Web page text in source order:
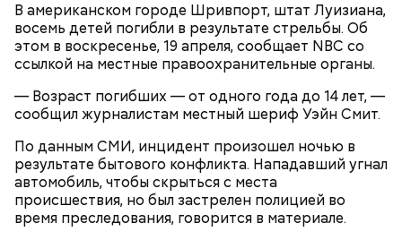
В американском городе Шривпорт, штат Луизиана,
восемь детей погибли в результате стрельбы. Об
этом в воскресенье, 19 апреля, сообщает NBC со
ссылкой на местные правоохранительные органы.
— Возраст погибших — от одного года до 14 лет, —
сообщил журналистам местный шериф Уэйн Смит.
По данным СМИ, инцидент произошел ночью в
результате бытового конфликта. Нападавший угнал
автомобиль, чтобы скрыться с места
происшествия, но был застрелен полицией во
время преследования, говорится в материале.
Главная особенность острова Сокотра —
драконовые деревья, которые растут только здесь.
Внешне они напоминают большие грибы, а
драконовыми их называют из-за красного цвета
смолы, которую местные жители сравнивают с
кровью дракона. Они же используют ее в
медицинских целях и красят ей ткань и волосы.
Сергей Брин